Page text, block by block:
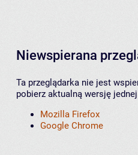
Niewspierana
Ta przeglądarka nie jest
pobierz aktualną wersję
Mozilla Firefox
Google Chrome